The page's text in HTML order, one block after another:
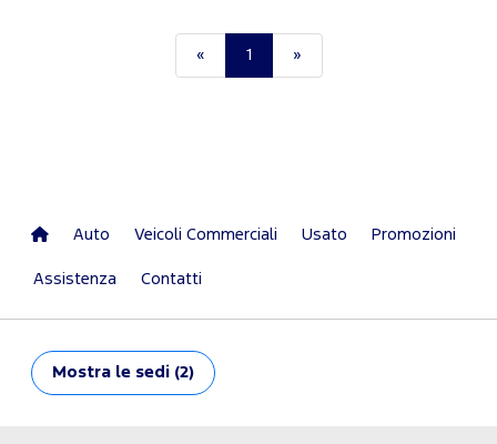
« 1 »
Auto Veicoli Commerciali Usato Promozioni
Assistenza Contatti
Mostra le sedi (2)